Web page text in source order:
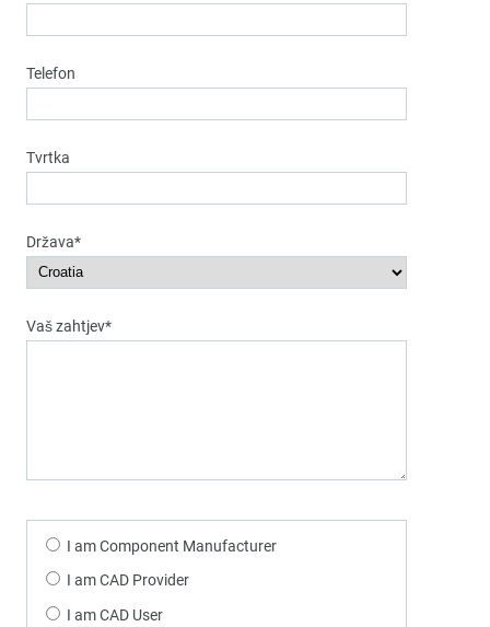
Telefon
Tvrtka
Država*
Vaš zahtjev*
I am Component Manufacturer
I am CAD Provider
I am CAD User